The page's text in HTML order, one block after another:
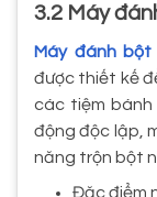
3.2 Máy
Máy đánh
được thiết kế
các tiệm bánh
động độc lập,
năng trộn bột
Đặc điểm